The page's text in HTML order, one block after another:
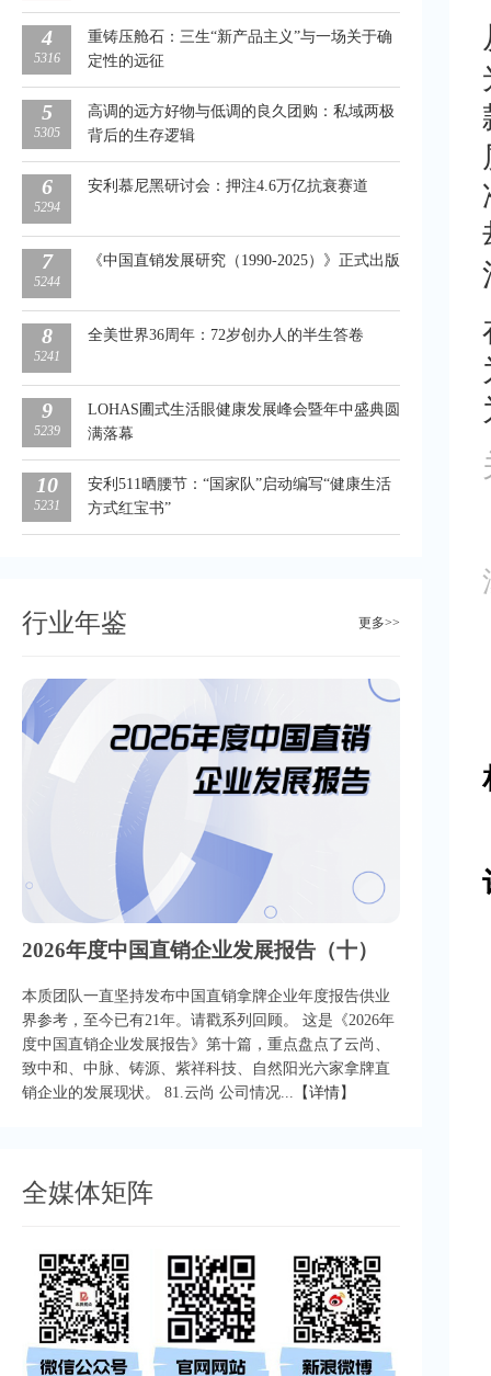
4
5316
重铸压舱石：三生“新产品主义”与一场关于确
定性的远征
5
5305
高调的远方好物与低调的良久团购：私域两极
背后的生存逻辑
6
5294
安利慕尼黑研讨会：押注4.6万亿抗衰赛道
7
5244
《中国直销发展研究（1990-2025）》正式出版
8
5241
全美世界36周年：72岁创办人的半生答卷
9
5239
LOHAS圃式生活眼健康发展峰会暨年中盛典圆
满落幕
10
5231
安利511晒腰节：“国家队”启动编写“健康生活
方式红宝书”
行业年鉴 更多>>
2026年度中国直销企业发展报告（十）
本质团队一直坚持发布中国直销拿牌企业年度报告供业
界参考，至今已有21年。请戳系列回顾。 这是《2026年
度中国直销企业发展报告》第十篇，重点盘点了云尚、
致中和、中脉、铸源、紫祥科技、自然阳光六家拿牌直
销企业的发展现状。 81.云尚 公司情况...
【详情】
全媒体矩阵